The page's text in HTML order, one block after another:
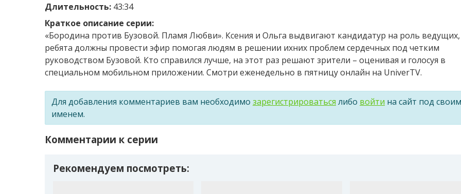
Длительность: 43:34
Краткое описание серии:
«Бородина против Бузовой. Пламя Любви». Ксения и Ольга выдвигают кандидатур на роль
ребята должны провести эфир помогая людям в решении ихних проблем сердечных под четким
руководством Бузовой. Кто справился лучше, на этот раз решают зрители – оценивая и голосуя в
специальном мобильном приложении. Смотри еженедельно в пятницу онлайн на UniverTV.
Для добавления комментариев вам необходимо зарегистрироваться либо войти на сайт под своим
именем.
Комментарии к серии
Рекомендуем посмотреть: